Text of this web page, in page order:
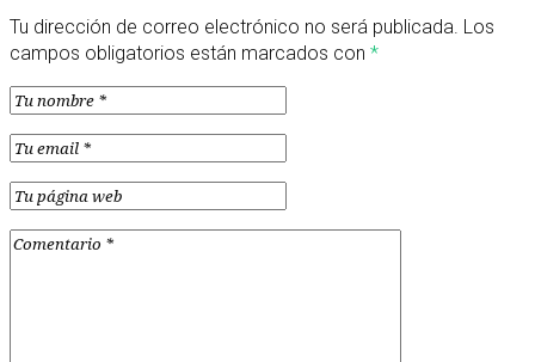
Tu dirección de correo electrónico no será publicada. Los
campos obligatorios están marcados con *